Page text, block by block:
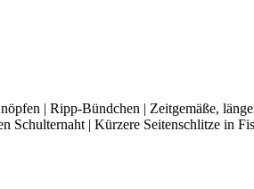
| Ripp-Bündchen | Zeitgemäße,
Schulternaht | Kürzere Seitenschlitze in